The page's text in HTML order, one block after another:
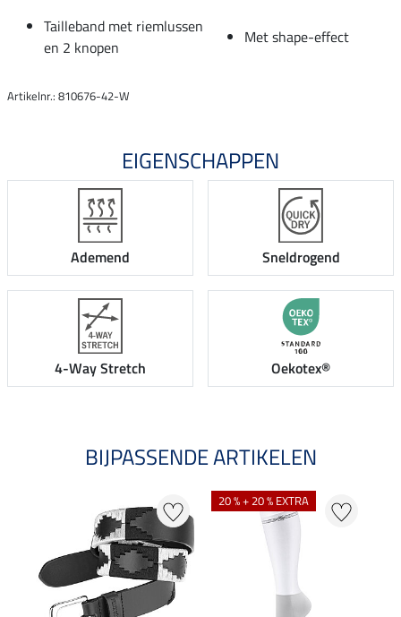
Tailleband met riemlussen
en 2 knopen
Met shape-effect
Artikelnr.: 810676-42-W
EIGENSCHAPPEN
Ademend Sneldrogend
4-Way Stretch Oekotex®
BIJPASSENDE ARTIKELEN
20 % + 20 % EXTRA